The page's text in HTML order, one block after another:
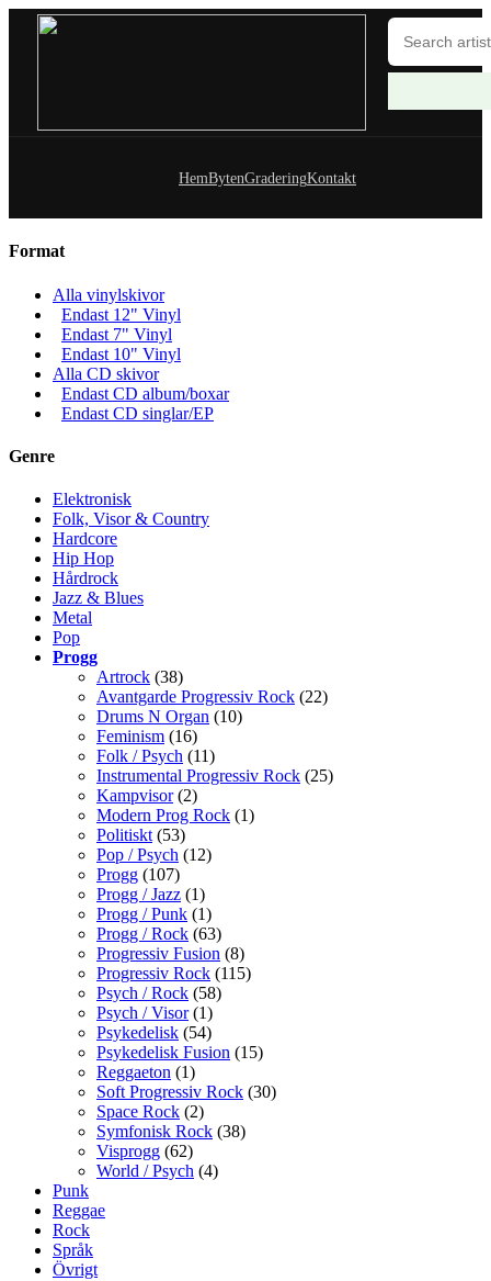
HemBytenGraderingKontakt
Format
Alla vinylskivor
Endast 12" Vinyl
Endast 7" Vinyl
Endast 10" Vinyl
Alla CD skivor
Endast CD album/boxar
Endast CD singlar/EP
Genre
Elektronisk
Folk, Visor & Country
Hardcore
Hip Hop
Hårdrock
Jazz & Blues
Metal
Pop
Progg
Artrock (38)
Avantgarde Progressiv Rock (22)
Drums N Organ (10)
Feminism (16)
Folk / Psych (11)
Instrumental Progressiv Rock (25)
Kampvisor(2)
Modern Prog Rock (1)
Politiskt (53)
Pop / Psych (12)
Progg (107)
Progg / Jazz (1)
Progg / Punk (1)
Progg / Rock (63)
Progressiv Fusion (8)
Progressiv Rock (115)
Psych / Rock (58)
Psych / Visor(1)
Psykedelisk (54)
Psykedelisk Fusion (15)
Reggaeton (1)
Soft Progressiv Rock (30)
Space Rock (2)
Symfonisk Rock (38)
Visprogg (62)
World / Psych (4)
Punk
Reggae
Rock
Språk
Övrigt